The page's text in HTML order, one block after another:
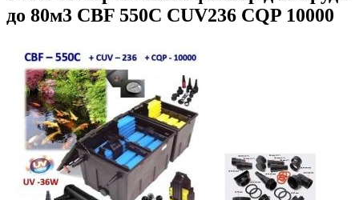
до 80м3 CBF 550С CUV236 CQP 10000